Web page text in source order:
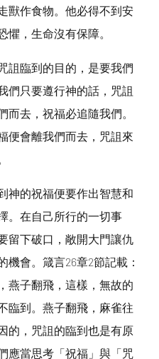
獸作食物。他必得不到安
懼，生命沒有保障。
詛臨到的目的，是要我們
們只要遵行神的話，咒詛
而去，祝福必追隨我們。
便會離我們而去，咒詛來
神的祝福便要作出智慧和
。在自己所行的一切事
留下破口，敞開大門讓仇
機會。箴言26章2節記載：
燕子翻飛，這樣，無故的
臨到。燕子翻飛，麻雀往
的，咒詛的臨到也是有原
應當思考「祝福」與「咒